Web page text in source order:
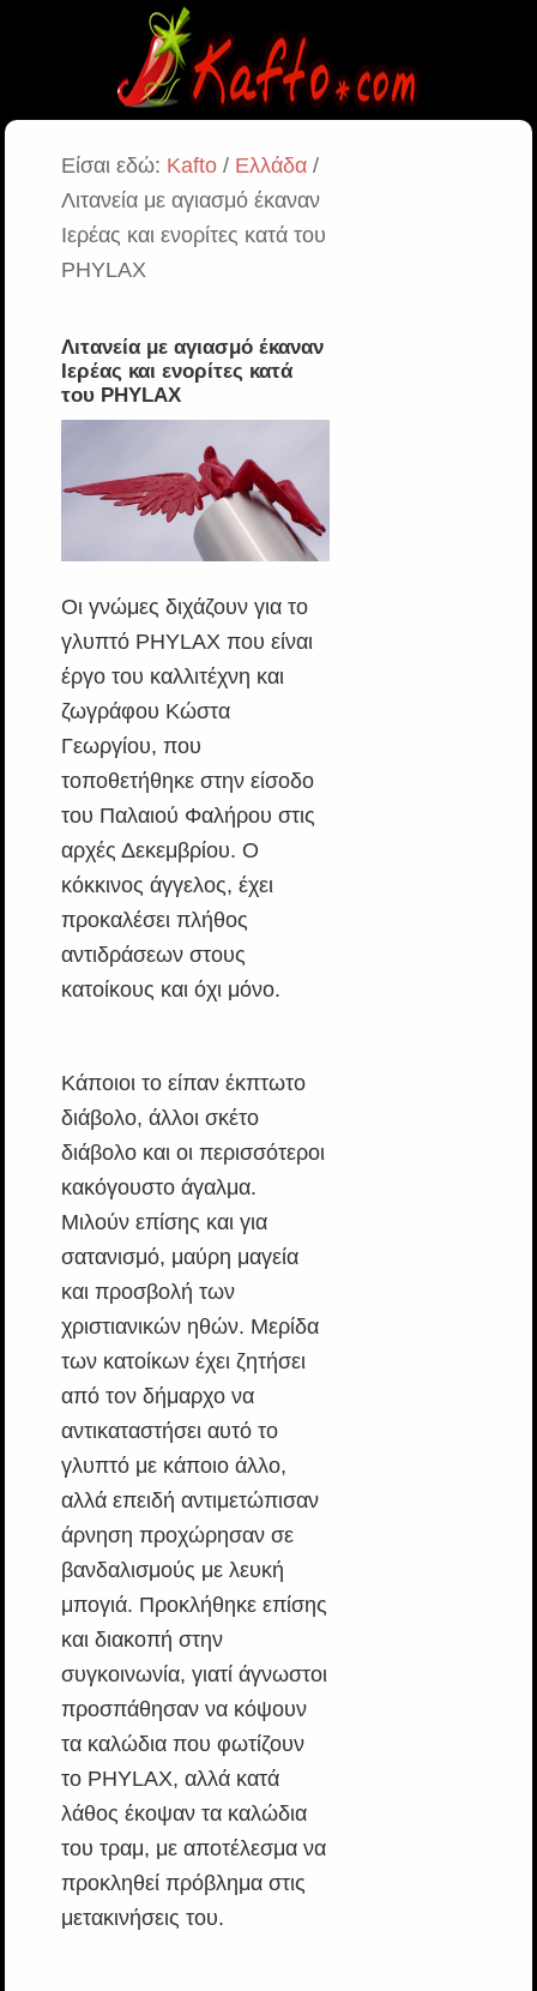
Είσαι εδώ: Kafto/ Ελλάδα/
Λιτανεία με αγιασμό έκαναν
Ιερέας και ενορίτες κατά του
PHYLAX
Λιτανεία με αγιασμό έκαναν
Ιερέας και ενορίτες κατά
του PHYLAX
Οι γνώμες διχάζουν για το
γλυπτό PHYLAX που είναι
έργο του καλλιτέχνη και
ζωγράφου Κώστα
Γεωργίου, που
τοποθετήθηκε στην είσοδο
του Παλαιού Φαλήρου στις
αρχές Δεκεμβρίου. Ο
κόκκινος άγγελος, έχει
προκαλέσει πλήθος
αντιδράσεων στους
κατοίκους και όχι μόνο.
Κάποιοι το είπαν έκπτωτο
διάβολο, άλλοι σκέτο
διάβολο και οι περισσότεροι
κακόγουστο άγαλμα.
Μιλούν επίσης και για
σατανισμό, μαύρη μαγεία
και προσβολή των
χριστιανικών ηθών. Μερίδα
των κατοίκων έχει ζητήσει
από τον δήμαρχο να
αντικαταστήσει αυτό το
γλυπτό με κάποιο άλλο,
αλλά επειδή αντιμετώπισαν
άρνηση προχώρησαν σε
βανδαλισμούς με λευκή
μπογιά. Προκλήθηκε επίσης
και διακοπή στην
συγκοινωνία, γιατί άγνωστοι
προσπάθησαν να κόψουν
τα καλώδια που φωτίζουν
το PHYLAX, αλλά κατά
λάθος έκοψαν τα καλώδια
του τραμ, με αποτέλεσμα να
προκληθεί πρόβλημα στις
μετακινήσεις του.